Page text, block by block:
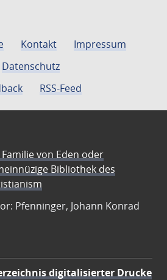
Kontakt
Impressum
Datenschutz
RSS-Feed
Familie von Eden oder
Bibliothek des
Pfenninger, Johann Konrad
digitalisierter Drucke